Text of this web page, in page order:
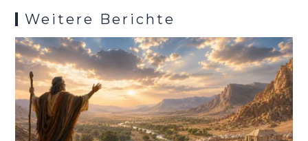
Weitere Berichte